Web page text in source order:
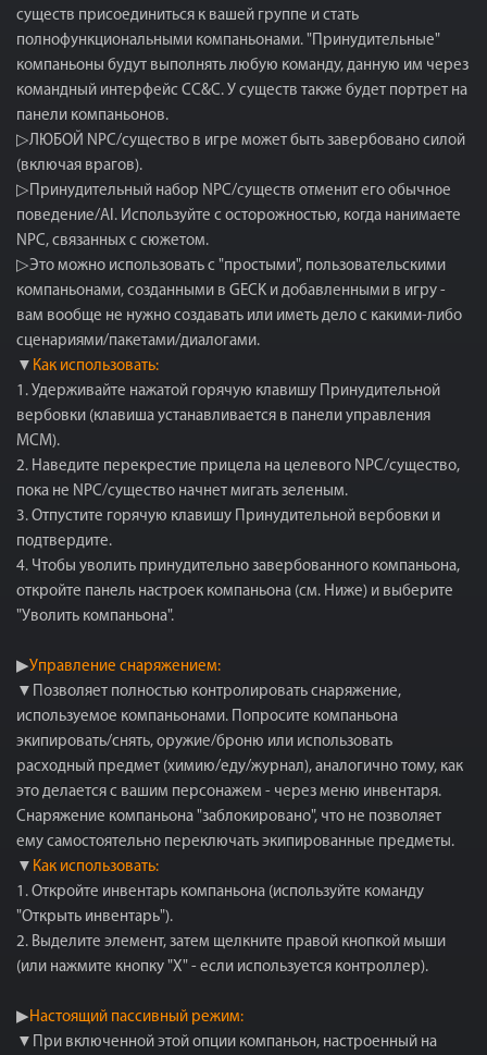
существ присоединиться к вашей группе и стать
полнофункциональными компаньонами. "Принудительные"
компаньоны будут выполнять любую команду, данную им через
командный интерфейс CC&C. У существ также будет портрет на
панели компаньонов.
▷ЛЮБОЙ NPC/существо в игре может быть завербовано силой
(включая врагов).
▷Принудительный набор NPC/существ отменит его обычное
поведение/AI. Используйте с осторожностью, когда нанимаете
NPC, связанных с сюжетом.
▷Это можно использовать с "простыми", пользовательскими
компаньонами, созданными в GECK и добавленными в игру -
вам вообще не нужно создавать или иметь дело с какими-либо
сценариями/пакетами/диалогами.
▼ Как использовать:
1. Удерживайте нажатой горячую клавишу Принудительной
вербовки (клавиша устанавливается в панели управления
MCM).
2. Наведите перекрестие прицела на целевого NPC/существо,
пока не NPC/существо начнет мигать зеленым.
3. Отпустите горячую клавишу Принудительной вербовки и
подтвердите.
4. Чтобы уволить принудительно завербованного компаньона,
откройте панель настроек компаньона (см. Ниже) и выберите
"Уволить компаньона".
▶Управление снаряжением:
▼Позволяет полностью контролировать снаряжение,
используемое компаньонами. Попросите компаньона
экипировать/снять, оружие/броню или использовать
расходный предмет (химию/еду/журнал), аналогично тому, как
это делается с вашим персонажем - через меню инвентаря.
Снаряжение компаньона "заблокировано", что не позволяет
ему самостоятельно переключать экипированные предметы.
▼ Как использовать:
1. Откройте инвентарь компаньона (используйте команду
"Открыть инвентарь").
2. Выделите элемент, затем щелкните правой кнопкой мыши
(или нажмите кнопку "X" - если используется контроллер).
▶Настоящий пассивный режим:
▼При включенной этой опции компаньон, настроенный на